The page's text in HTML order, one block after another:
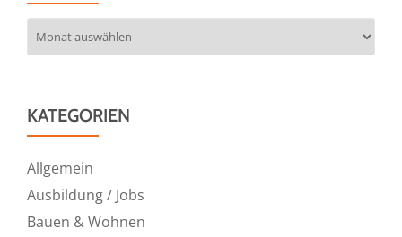
KATEGORIEN
Allgemein
Ausbildung / Jobs
Bauen & Wohnen